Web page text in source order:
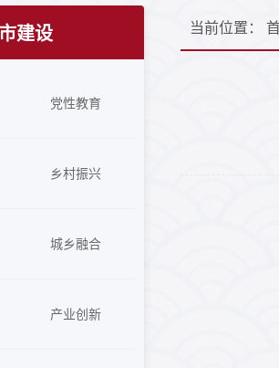
建设
党性教育
乡村振兴
城乡融合
产业创新
当前位置：